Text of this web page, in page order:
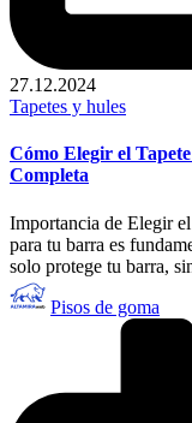
27.12.2024
Publicado
Tapetes y hules
Cómo Elegir el
Completa
Importancia de Elegir
para tu barra es
solo protege tu barra,
Publicado
por
Pisos de goma